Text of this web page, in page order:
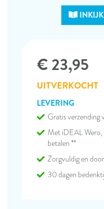
€ 23,95
UITVERKOCHT
LEVERING
Gratis verzending
Met iDEAL
betalen **
Zorgvuldig en
30 dagen